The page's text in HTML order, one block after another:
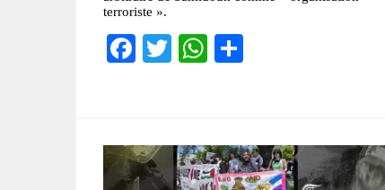
terroriste ».
Facebook
TwitterWhatsApp